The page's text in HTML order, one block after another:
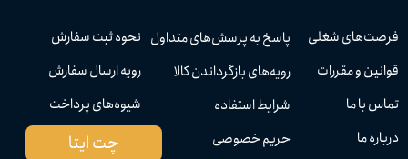
نحوه ثبت سفارش
رویه ارسال سفارش
شیوه‌های پرداخت
پاسخ به پرسش‌های متداول
رویه‌های بازگرداندن کالا
شرایط استفاده
حریم خصوصی
فرصت‌های شغلی
قوانین و مقررات
تماس با ما
درباره ما
چت ایتا